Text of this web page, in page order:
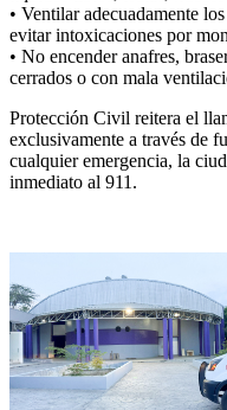
•⁠ ⁠Ventilar adecuadamente
evitar intoxicaciones por
•⁠ ⁠No encender anafres,
cerrados o con mala
Protección Civil reitera el
exclusivamente a través de
cualquier emergencia, la
inmediato al 911.